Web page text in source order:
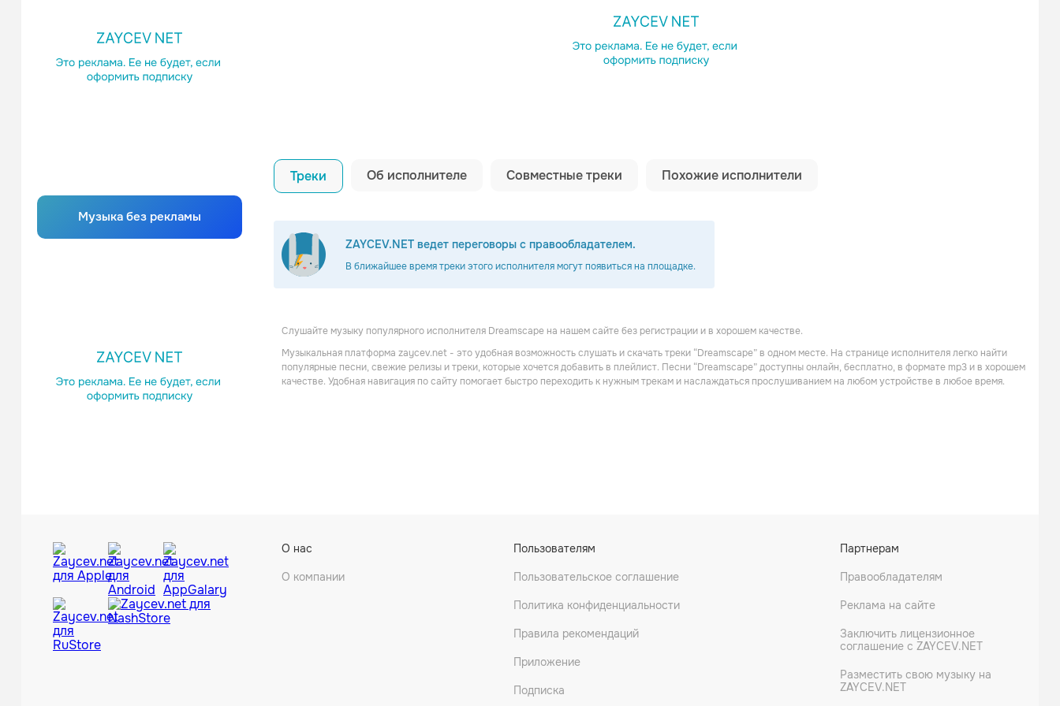
Музыка без рекламы
Копировать ссылку
Треки Об исполнителе Совместные треки Похожие исполнители
ZAYCEV.NET ведет переговоры с правообладателем.
В ближайшее время треки этого исполнителя могут появиться на площадке.
Tomorrow's Eve Dali's Dilemma Wastefall
Метал
Poverty's No Crime
Поп
Слушайте музыку популярного исполнителя Dreamscape на нашем сайте без регистрации и в хорошем качестве.
Музыкальная платформа zaycev.net - это удобная возможность слушать и скачать треки “Dreamscape” в одном месте. На странице исполнителя легко найти
популярные песни, свежие релизы и треки, которые хочется добавить в плейлист. Песни “Dreamscape” доступны онлайн, бесплатно, в формате mp3 и в хорошем
качестве. Удобная навигация по сайту помогает быстро переходить к нужным трекам и наслаждаться прослушиванием на любом устройстве в любое время.
О нас
О компании
Пользователям
Пользовательское соглашение
Политика конфиденциальности
Правила рекомендаций
Приложение
Подписка
Партнерам
Правообладателям
Реклама на сайте
Заключить лицензионное
соглашение с ZAYCEV.NET
Разместить свою музыку на
ZAYCEV.NET